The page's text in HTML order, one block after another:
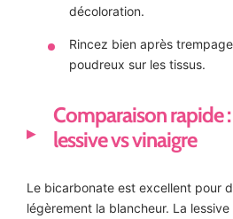
décoloration.
Rincez bien après
poudreux sur les tissus.
Comparaison rapide
lessive vs vinaigre
Le bicarbonate est excellent pour
légèrement la blancheur. La